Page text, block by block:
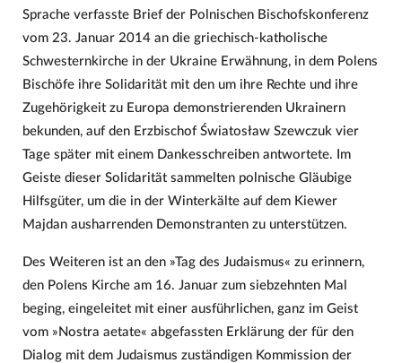
Sprache verfasste Brief der Polnischen Bischofskonferenz
vom 23. Januar 2014 an die griechisch-katholische
Schwesternkirche in der Ukraine Erwähnung, in dem Polens
Bischöfe ihre Solidarität mit den um ihre Rechte und ihre
Zugehörigkeit zu Europa demonstrierenden Ukrainern
bekunden, auf den Erzbischof Światosław Szewczuk vier
Tage später mit einem Dankesschreiben antwortete. Im
Geiste dieser Solidarität sammelten polnische Gläubige
Hilfsgüter, um die in der Winterkälte auf dem Kiewer
Majdan ausharrenden Demonstranten zu unterstützen.
Des Weiteren ist an den »Tag des Judaismus« zu erinnern,
den Polens Kirche am 16. Januar zum siebzehnten Mal
beging, eingeleitet mit einer ausführlichen, ganz im Geist
vom »Nostra aetate« abgefassten Erklärung der für den
Dialog mit dem Judaismus zuständigen Kommission der